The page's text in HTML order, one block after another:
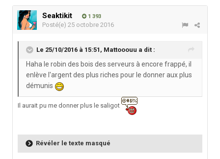
Seaktikit 1 393
Posté(e) 25 octobre 2016
Le 25/10/2016 à 15:51, Mattooouu a dit :
Haha le robin des bois des serveurs à encore frappé, il
enlève l'argent des plus riches pour le donner aux plus
démunis
Il aurait pu me donner plus le saligot
Révéler le texte masqué